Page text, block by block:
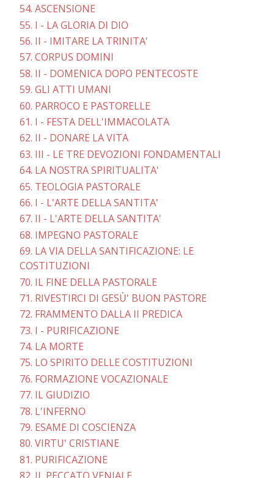
54. ASCENSIONE
55. I - LA GLORIA DI DIO
56. II - IMITARE LA TRINITA'
57. CORPUS DOMINI
58. II - DOMENICA DOPO PENTECOSTE
59. GLI ATTI UMANI
60. PARROCO E PASTORELLE
61. I - FESTA DELL'IMMACOLATA
62. II - DONARE LA VITA
63. III - LE TRE DEVOZIONI FONDAMENTALI
64. LA NOSTRA SPIRITUALITA'
65. TEOLOGIA PASTORALE
66. I - L'ARTE DELLA SANTITA'
67. II - L'ARTE DELLA SANTITA'
68. IMPEGNO PASTORALE
69. LA VIA DELLA SANTIFICAZIONE: LE
COSTITUZIONI
70. IL FINE DELLA PASTORALE
71. RIVESTIRCI DI GESÙ' BUON PASTORE
72. FRAMMENTO DALLA II PREDICA
73. I - PURIFICAZIONE
74. LA MORTE
75. LO SPIRITO DELLE COSTITUZIONI
76. FORMAZIONE VOCAZIONALE
77. IL GIUDIZIO
78. L'INFERNO
79. ESAME DI COSCIENZA
80. VIRTU' CRISTIANE
81. PURIFICAZIONE